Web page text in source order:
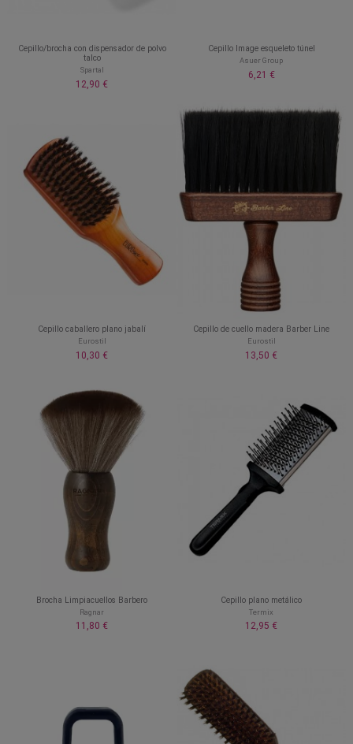
Cepillo/brocha con dispensador de polvo
talco
Spartal
12,90 €
Cepillo Image esqueleto túnel
Asuer Group
6,21 €
Cepillo caballero plano jabalí
Eurostil
10,30 €
Cepillo de cuello madera Barber Line
Eurostil
13,50 €
Brocha Limpiacuellos Barbero
Ragnar
11,80 €
Cepillo plano metálico
Termix
12,95 €